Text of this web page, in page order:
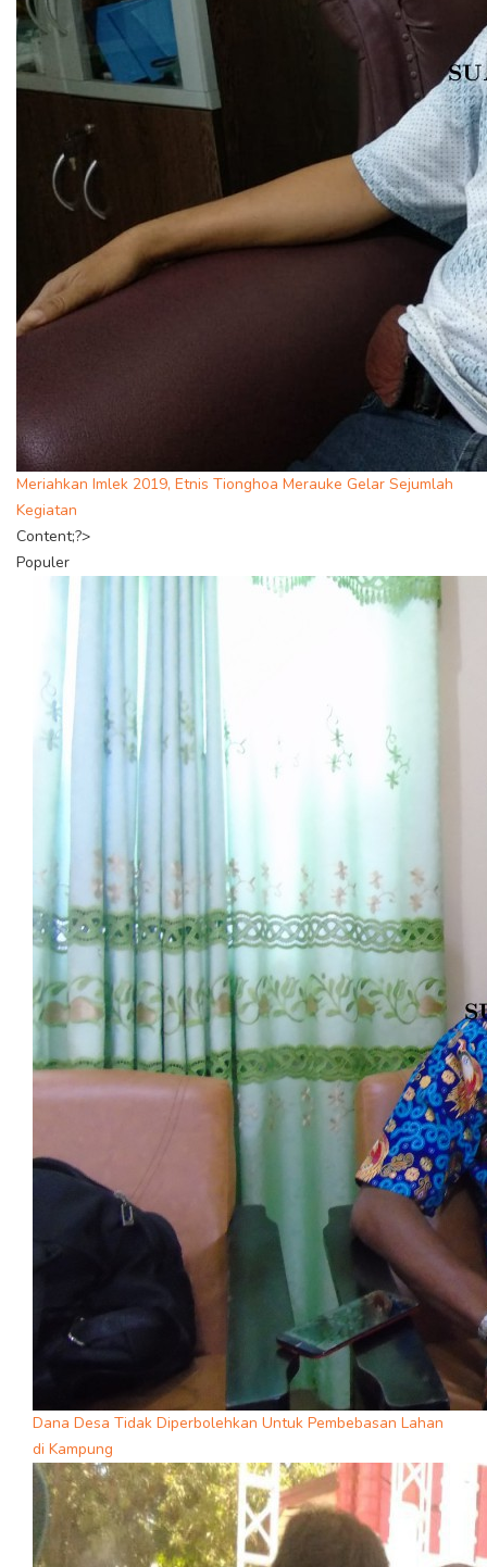
Meriahkan Imlek 2019, Etnis Tionghoa Merauke Gelar Sejumlah
Kegiatan
Content;?>
Populer
Dana Desa Tidak Diperbolehkan Untuk Pembebasan Lahan
di Kampung